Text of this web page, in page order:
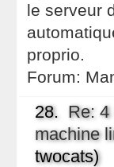
le serveur
proprio.
Forum:
28. Re:
machine
twocats)